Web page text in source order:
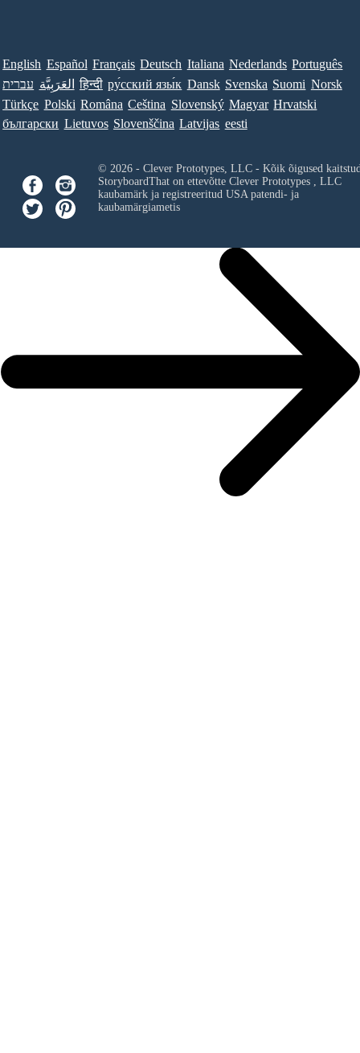
English Español Français Deutsch Italiana Nederlands Português
עברית العَرَبِيَّة हिन्दी ру́сский язы́к Dansk Svenska Suomi Norsk
Türkçe Polski Româna Ceština Slovenský Magyar Hrvatski
български Lietuvos Slovenščina Latvijas eesti
© 2026 - Clever Prototypes, LLC - Kõik õigused
StoryboardThat on ettevõtte Clever Prototypes , LLC
kaubamärk ja registreeritud USA patendi- ja
kaubamärgiametis